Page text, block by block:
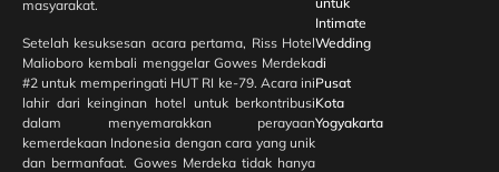
masyarakat.
Setelah kesuksesan acara pertama, Riss Hotel
Malioboro kembali menggelar Gowes Merdeka
#2 untuk memperingati HUT RI ke-79. Acara ini
lahir dari keinginan hotel untuk berkontribusi
dalam menyemarakkan perayaan
kemerdekaan Indonesia dengan cara yang unik
dan bermanfaat. Gowes Merdeka tidak hanya
Intimate
Wedding
di
Pusat
Kota
Yogyakarta